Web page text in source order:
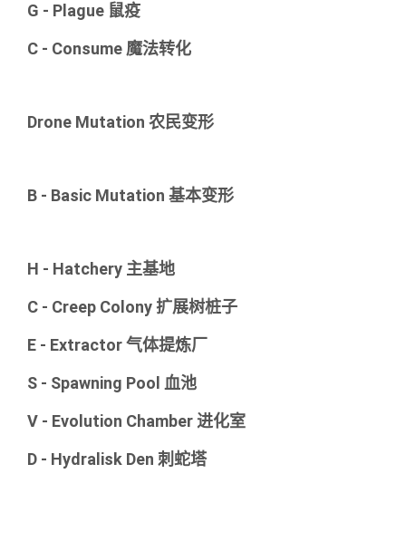
G - Plague 鼠疫
C - Consume 魔法转化
Drone Mutation 农民变形
B - Basic Mutation 基本变形
H - Hatchery 主基地
C - Creep Colony 扩展树桩子
E - Extractor 气体提炼厂
S - Spawning Pool 血池
V - Evolution Chamber 进化室
D - Hydralisk Den 刺蛇塔